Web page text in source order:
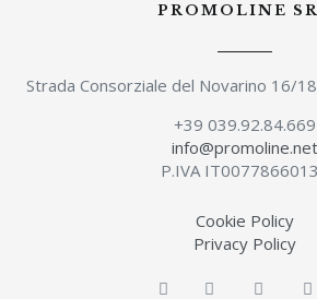
PROMOLINE
Strada Consorziale del Novarino 16/
+39 039.92.84.669
info@promoline.net
P.IVA
Cookie Policy
Privacy Policy